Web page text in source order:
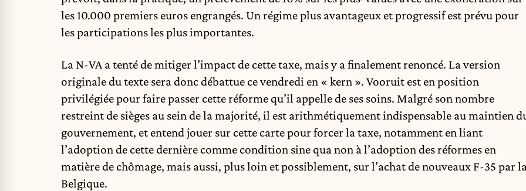
les 10.000 premiers euros engrangés. Un régime plus avantageux et progressif est prévu pour
les participations les plus importantes.
La N-VA a tenté de mitiger l’impact de cette taxe, mais y a finalement renoncé. La version
originale du texte sera donc débattue ce vendredi en « kern ». Vooruit est en position
privilégiée pour faire passer cette réforme qu’il appelle de ses soins. Malgré son nombre
restreint de sièges au sein de la majorité, il est arithmétiquement indispensable au maintien
gouvernement, et entend jouer sur cette carte pour forcer la taxe, notamment en liant
l’adoption de cette dernière comme condition sine qua non à l’adoption des réformes en
matière de chômage, mais aussi, plus loin et possiblement, sur l’achat de nouveaux F-35 par
Belgique.